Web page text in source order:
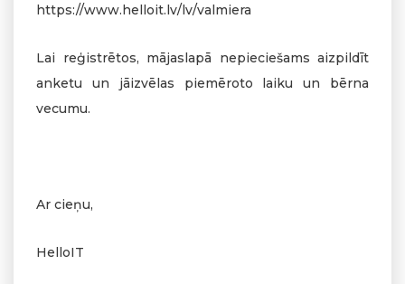
https://www.helloit.lv/lv/valmiera
Lai reģistrētos, mājaslapā nepieciešams aizpildīt
anketu un jāizvēlas piemēroto laiku un bērna
vecumu.
Ar cieņu,
HelloIT